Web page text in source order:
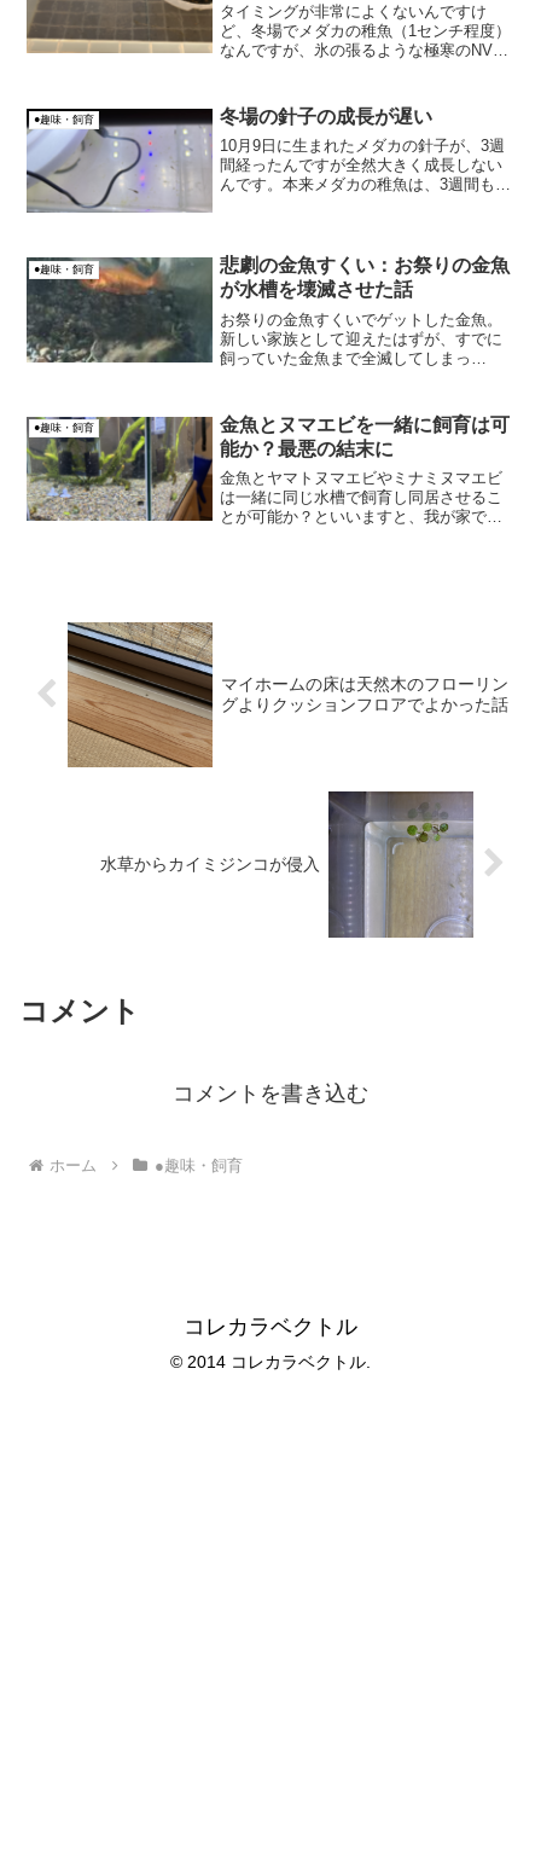
タイミングが非常によくないんですけ
ど、冬場でメダカの稚魚（1センチ程度）
なんですが、氷の張るような極寒のNVボ
ースとして有名のようですから。
●趣味・飼育 冬場の針子の成長が遅い
10月9日に生まれたメダカの針子が、3週
間経ったんですが全然大きく成長しない
んです。本来メダカの稚魚は、3週間もす
で発泡スチ...
●趣味・飼育
悲劇の金魚すくい：お祭りの金魚
が水槽を壊滅させた話
お祭りの金魚すくいでゲットした金魚。
新しい家族として迎えたはずが、すでに
飼っていた金魚まで全滅してしまっ
す。
●趣味・飼育
金魚とヌマエビを一緒に飼育は可
能か？最悪の結末に
金魚とヤマトヌマエビやミナミヌマエビ
は一緒に同じ水槽で飼育し同居させるこ
とが可能か？といいますと、我が家では
マイホームの床は天然木のフローリン
グよりクッションフロアでよかった話
水草からカイミジンコが侵入
コメント
コメントを書き込む
ホーム ●趣味・飼育
コレカラベクトル
© 2014 コレカラベクトル.